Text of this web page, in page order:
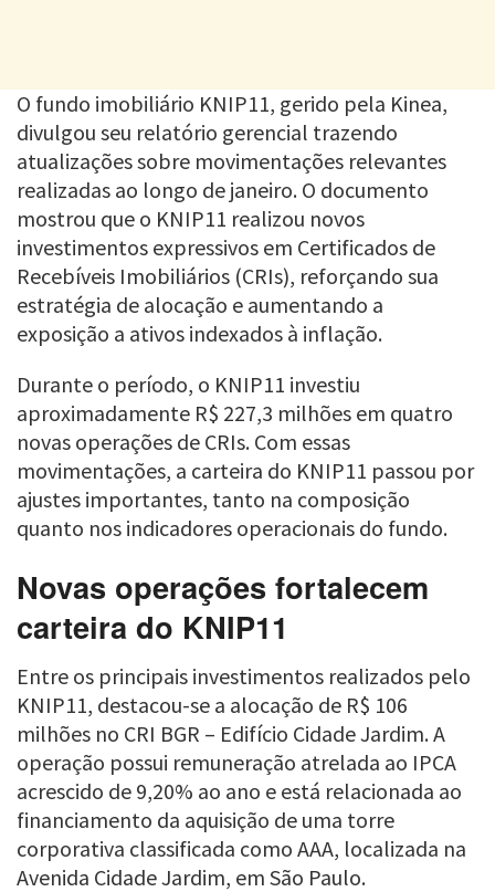
O fundo imobiliário KNIP11, gerido pela Kinea,
divulgou seu relatório gerencial trazendo
atualizações sobre movimentações relevantes
realizadas ao longo de janeiro. O documento
mostrou que o KNIP11 realizou novos
investimentos expressivos em Certificados de
Recebíveis Imobiliários (CRIs), reforçando sua
estratégia de alocação e aumentando a
exposição a ativos indexados à inflação.
Durante o período, o KNIP11 investiu
aproximadamente R$ 227,3 milhões em quatro
novas operações de CRIs. Com essas
movimentações, a carteira do KNIP11 passou por
ajustes importantes, tanto na composição
quanto nos indicadores operacionais do fundo.
Novas operações fortalecem
carteira do KNIP11
Entre os principais investimentos realizados pelo
KNIP11, destacou-se a alocação de R$ 106
milhões no CRI BGR – Edifício Cidade Jardim. A
operação possui remuneração atrelada ao IPCA
acrescido de 9,20% ao ano e está relacionada ao
financiamento da aquisição de uma torre
corporativa classificada como AAA, localizada na
Avenida Cidade Jardim, em São Paulo.